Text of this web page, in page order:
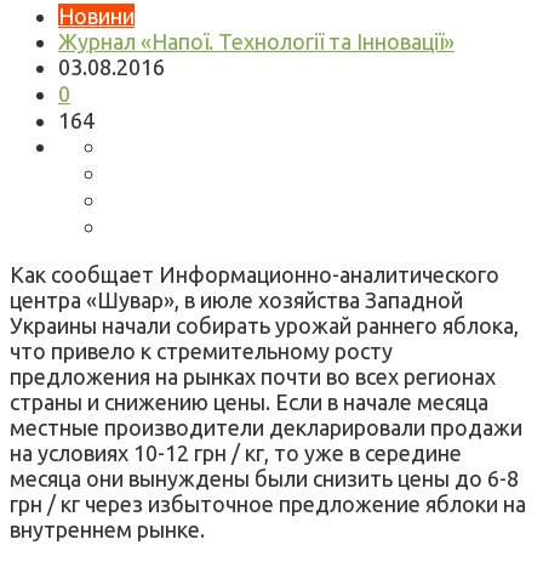
Новини
Журнал «Напої. Технології та Інновації»
03.08.2016
0
164
Как сообщает Информационно-аналитического
центра «Шувар», в июле хозяйства Западной
Украины начали собирать урожай раннего яблока,
что привело к стремительному росту
предложения на рынках почти во всех регионах
страны и снижению цены. Если в начале месяца
местные производители декларировали продажи
на условиях 10-12 грн / кг, то уже в середине
месяца они вынуждены были снизить цены до 6-8
грн / кг через избыточное предложение яблоки на
внутреннем рынке.